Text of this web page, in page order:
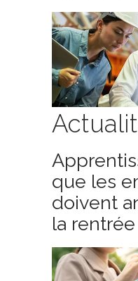
que les
doivent
la rentrée